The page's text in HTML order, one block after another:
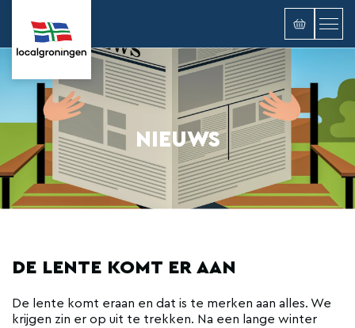
NIEUWS
DE LENTE KOMT ER AAN
De lente komt eraan en dat is te merken aan alles. We
krijgen zin er op uit te trekken. Na een lange winter